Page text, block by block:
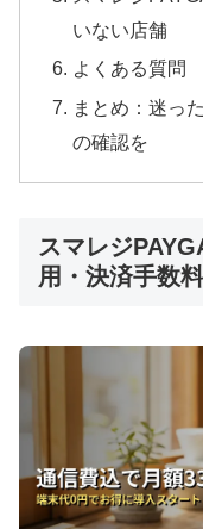
いない店舗
よくある質問
まとめ：迷っ
の確認を
スマレジ
用・決済手数